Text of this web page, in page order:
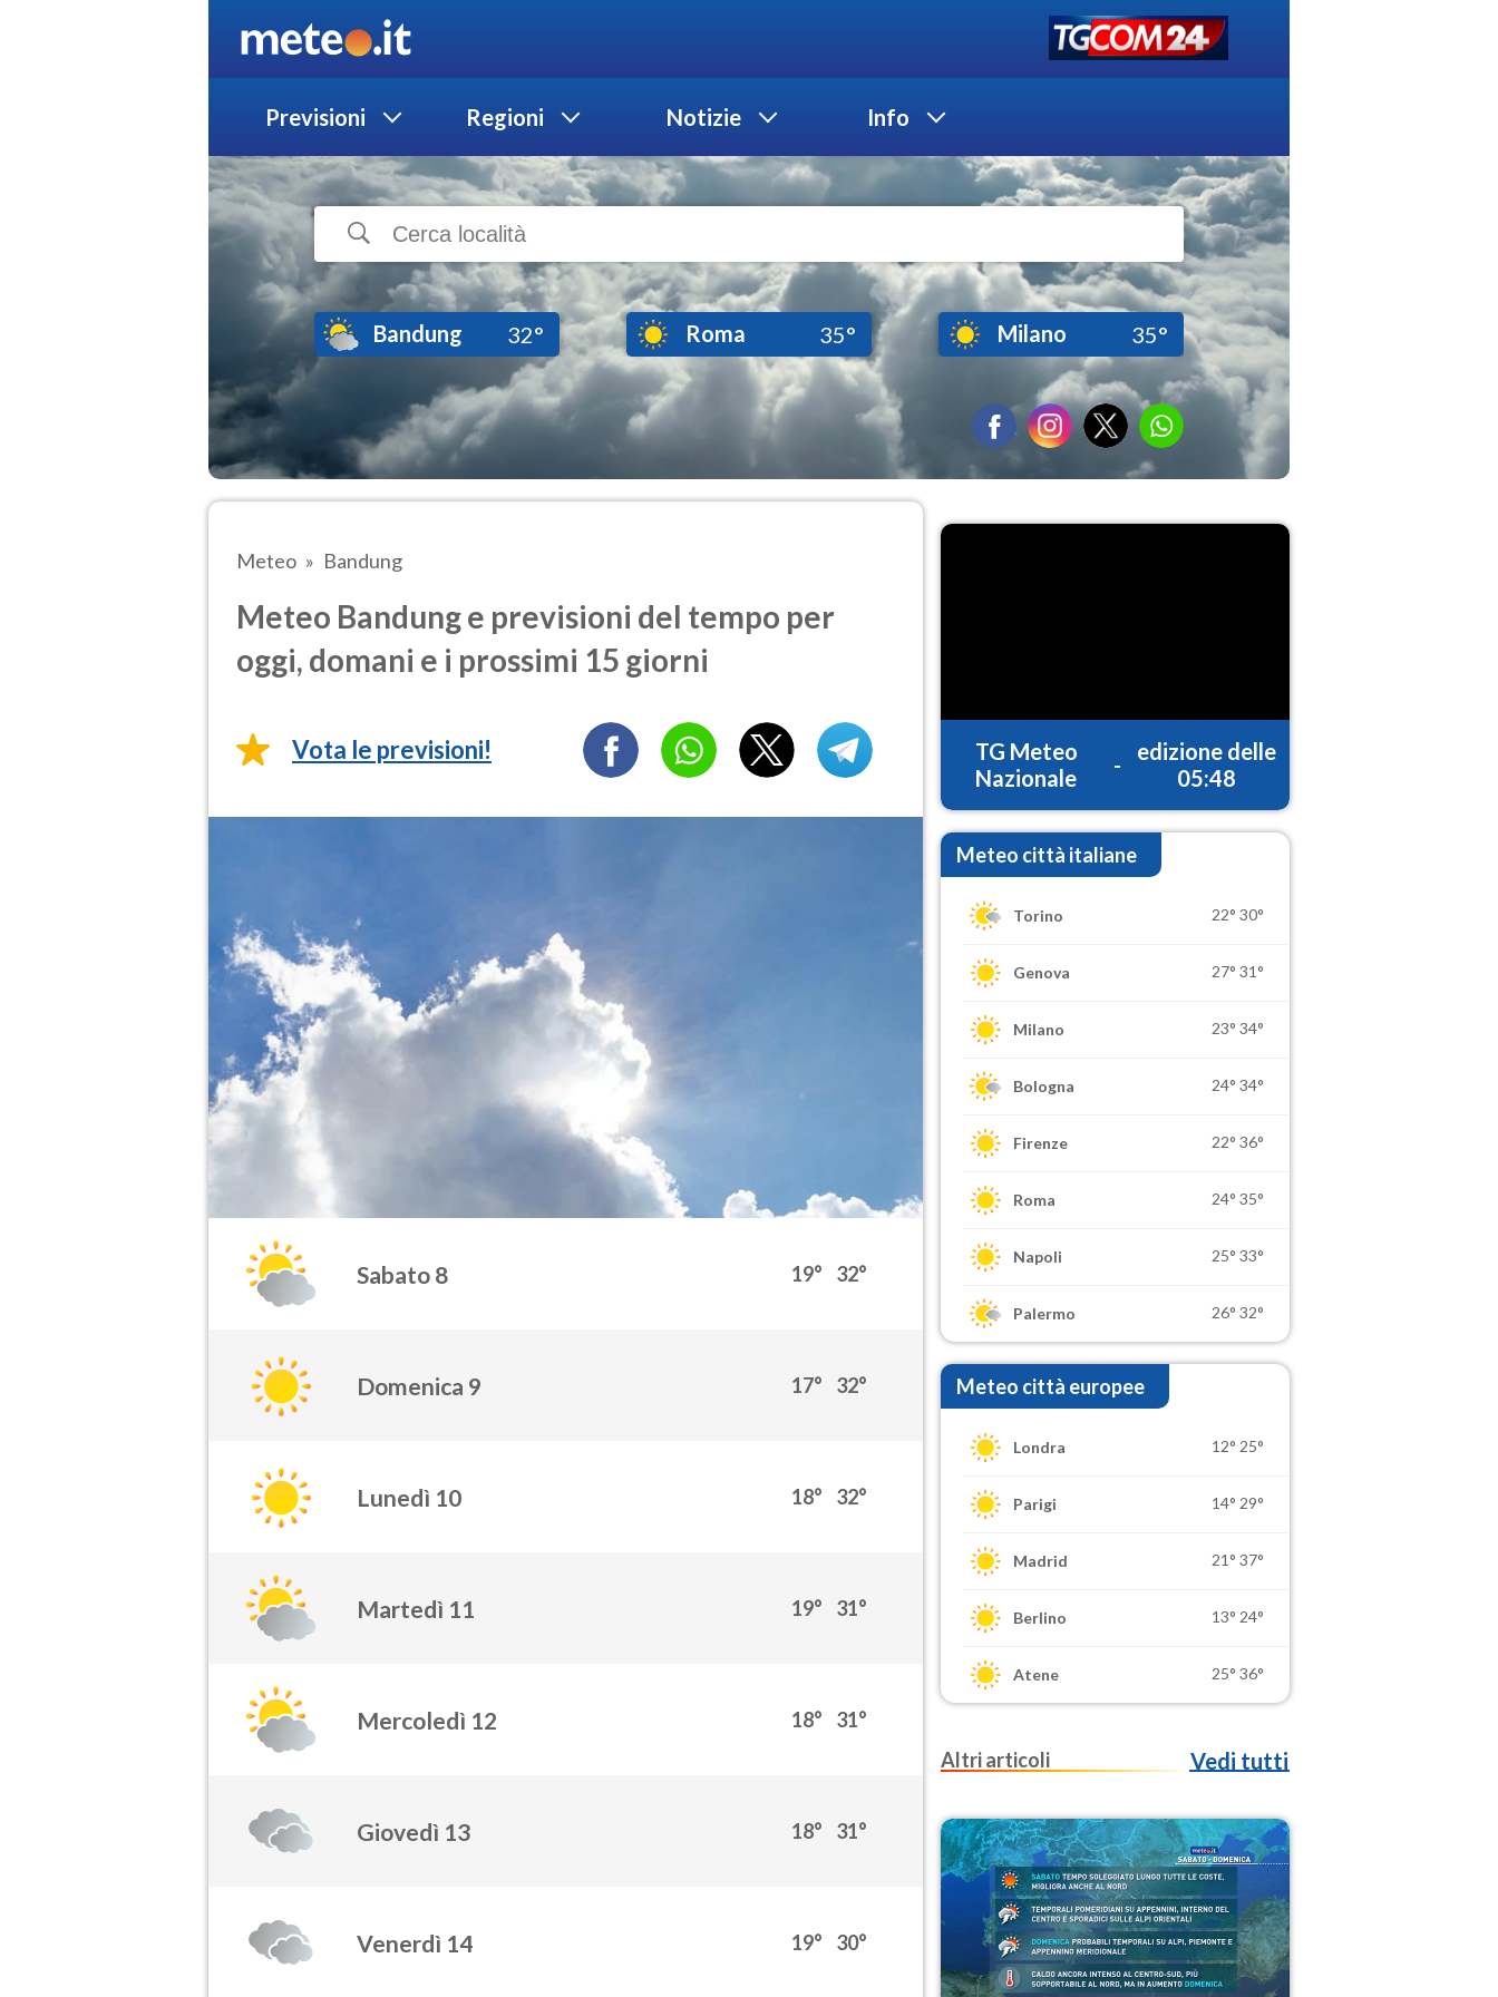
Previsioni Regioni Notizie Info
Bandung 32° Roma 35° Milano 35°
Meteo Bandung
Meteo Bandung e previsioni del tempo per
oggi, domani e i prossimi 15 giorni
Vota le previsioni!
Sabato 8 19° 32°
Domenica 9 17° 32°
Lunedì 10 18° 32°
Martedì 11 19° 31°
Mercoledì 12 18° 31°
Giovedì 13 18° 31°
Venerdì 14 19° 30°
TG Meteo
Nazionale
-
edizione delle
05:48
Meteo città italiane
Torino 22° 30°
Genova 27° 31°
Milano 23° 34°
Bologna 24° 34°
Firenze 22° 36°
Roma 24° 35°
Napoli 25° 33°
Palermo 26° 32°
Meteo città europee
Londra 12° 25°
Parigi 14° 29°
Madrid 21° 37°
Berlino 13° 24°
Atene 25° 36°
Altri articoli Vedi tutti